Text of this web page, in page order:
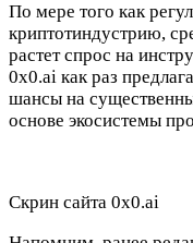
По мере того как
криптотиндустрию,
растет спрос на
0x0.ai как раз
шансы на
основе экосистемы
Скрин сайта 0x0.ai